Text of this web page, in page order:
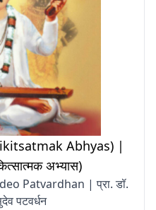
Abhyas) |
अभ्यास)
Patvardhan | प्रा. डॉ.
पटवर्धन